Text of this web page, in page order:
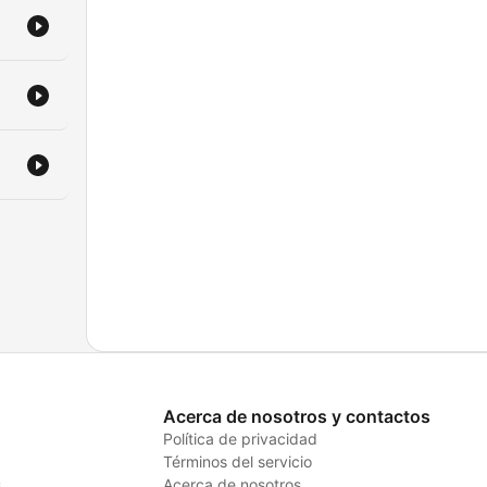
Acerca de nosotros y contactos
Política de privacidad
Términos del servicio